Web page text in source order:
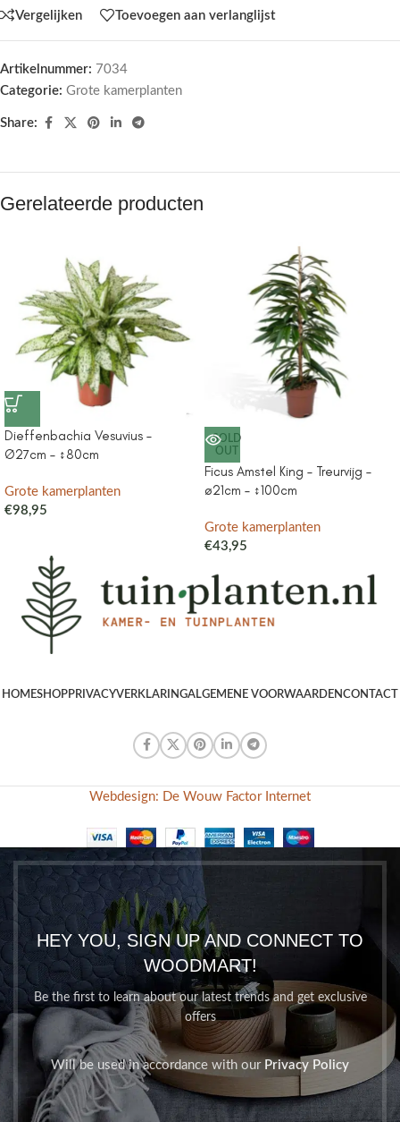
Vergelijken Toevoegen aan verlanglijst
Artikelnummer: 7034
Categorie: Grote kamerplanten
Share:
Gerelateerde producten
Dieffenbachia Vesuvius –
Ø27cm – ↕80cm
Grote kamerplanten
€98,95
SOLD
OUT
Ficus Amstel King – Treurvijg –
ø21cm – ↕100cm
Grote kamerplanten
€43,95
HOMESHOPPRIVACYVERKLARINGALGEMENE VOORWAARDENCONTACT
Webdesign: De Wouw Factor Internet
HEY YOU, SIGN UP AND CONNECT TO
WOODMART!
Be the first to learn about our latest trends and get exclusive
offers
Will be used in accordance with our Privacy Policy